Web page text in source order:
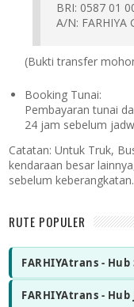
BRI: 0587 01
A/N: FARHIYA
(Bukti transfer
Booking Tunai:
Pembayaran tunai
24 jam sebelum
Catatan: Untuk Truk,
kendaraan besar
sebelum keberangkatan.
RUTE POPULER
FARHIYAtrans - Hub
FARHIYAtrans -